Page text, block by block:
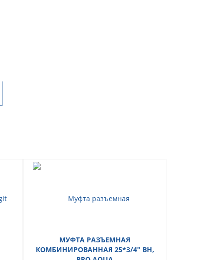
МУФТА РАЗЪЕМНАЯ
КОМБИНИРОВАННАЯ 25*3/4" ВН,